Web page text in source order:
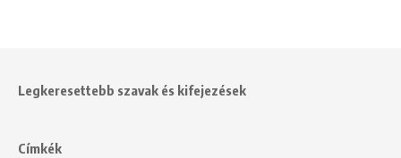
Legkeresettebb szavak és kifejezések
Címkék